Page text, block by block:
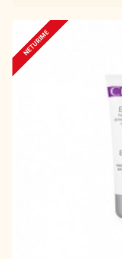
NETURIME